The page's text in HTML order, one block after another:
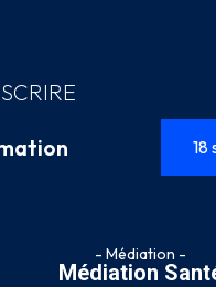
18
- Médiation -
Médiation